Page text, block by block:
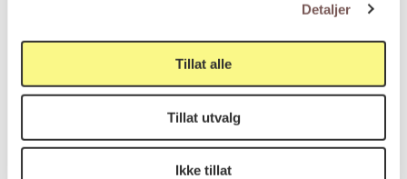
Detaljer
Tillat alle
Tillat utvalg
Ikke tillat
Postboks 6994